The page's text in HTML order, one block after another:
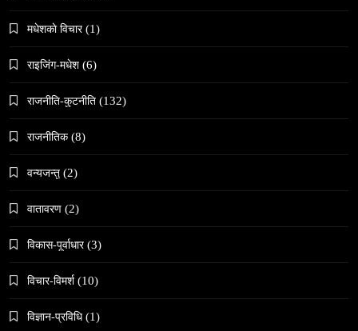
समाज
काठमाडौँमा चिरोत्थानसँगै होली पर्व शुभारम्भ
मधेशकाे विचार (1)
राइजिंग-मधेश (6)
राजनीति-कुटनीति (132)
राजनीतिक (8)
वन्यजन्तु (2)
वातावरण (2)
विकास-पूर्वाधार (3)
विचार-विमर्श (10)
विज्ञान-प्रविधि (1)